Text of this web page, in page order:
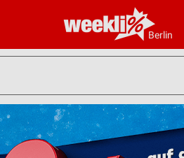
Berlin